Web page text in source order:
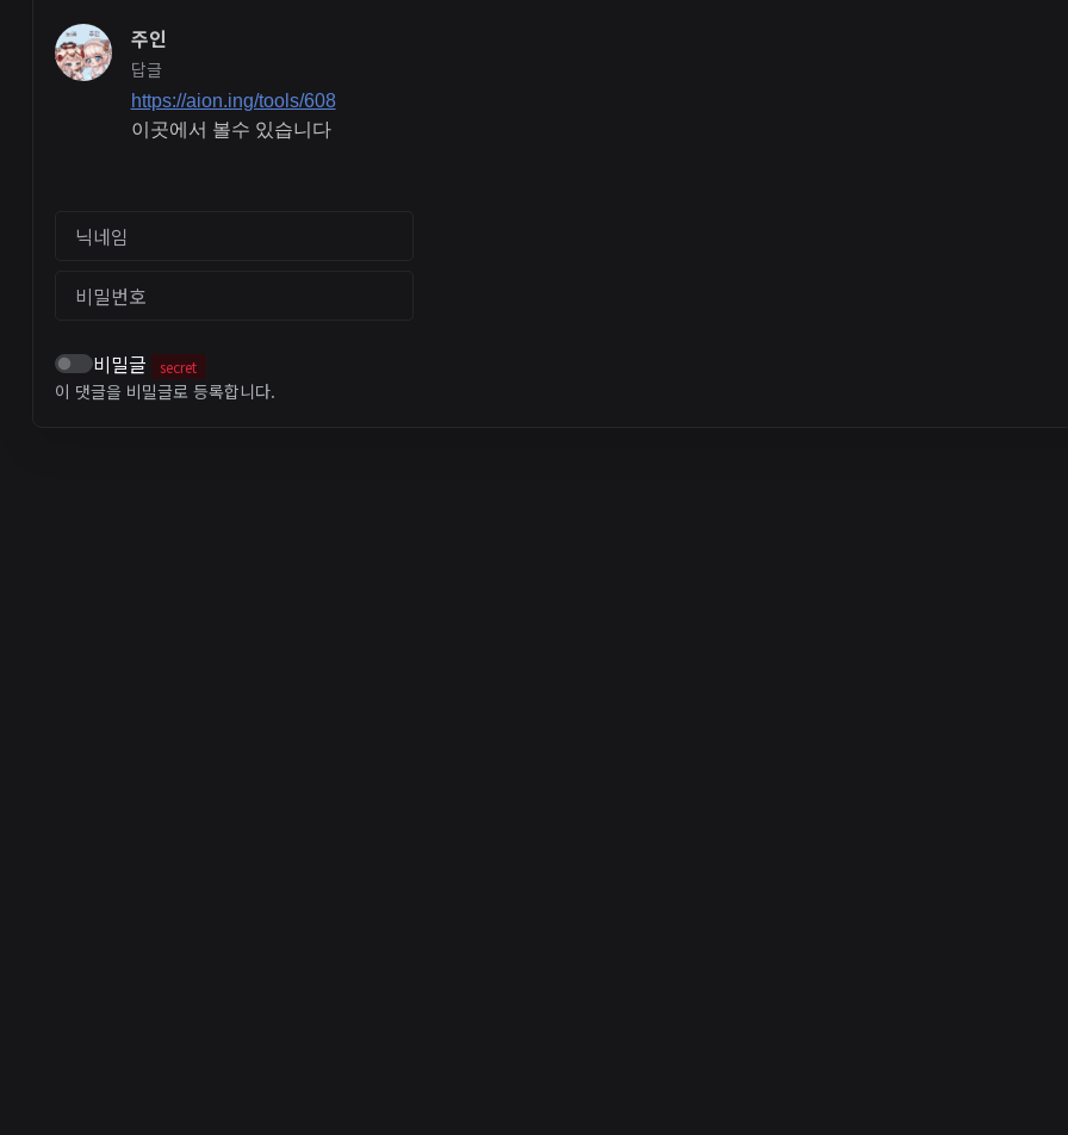
주인
답글
https://aion.ing/tools/608
이곳에서 볼수 있습니다
닉네임
비밀번호
비밀글 secret
이 댓글을 비밀글로 등록합니다.